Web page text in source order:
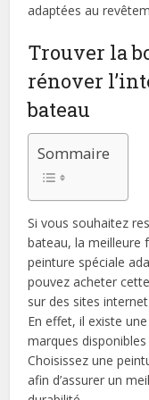
adaptées au
Trouver la
rénover
bateau
Sommaire
Si vous souhaitez
bateau, la meilleure
peinture spéciale
pouvez acheter
sur des sites
En effet, il existe
marques
Choisissez une
afin d’assurer un